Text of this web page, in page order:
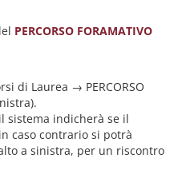
PERCORSO FORAMATIVO
di Laurea → PERCORSO
sistema indicherà se il
caso contrario si potrà
a sinistra, per un riscontro